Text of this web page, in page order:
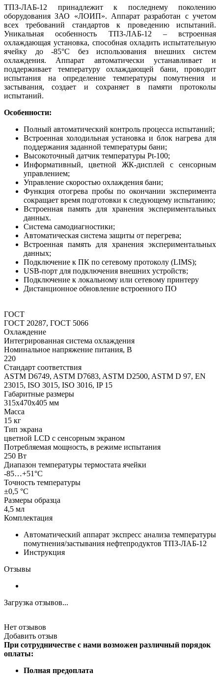
ТПЗ-ЛАБ-12 принадлежит к последнему поколению
оборудования ЗАО «ЛОИП». Аппарат разработан с учетом
всех требований стандартов к проведению испытаний.
Уникальная особенность ТПЗ-ЛАБ-12 – встроенная
охлаждающая установка, способная охладить испытательную
ячейку до -85°С без использования внешних систем
охлаждения. Аппарат автоматически устанавливает и
поддерживает температуру охлаждающей бани, проводит
испытания на определение температуры помутнения и
застывания, создает и сохраняет в памяти протоколы
испытаний.
Особенности:
Полный автоматический контроль процесса испытаний;
Встроенная холодильная установка и блок нагрева для
поддержания заданной температуры бани;
Высокоточный датчик температуры Pt-100;
Информативный, цветной ЖК-дисплей с сенсорным
управлением;
Управление скоростью охлаждения бани;
Функция отогрева пробы по окончании эксперимента
сокращает время подготовки к следующему испытанию;
Встроенная память для хранения экспериментальных
данных.
Система самодиагностики;
Автоматическая система защиты от перегрева;
Встроенная память для хранения экспериментальных
данных;
Подключение к ПК по сетевому протоколу (LIMS);
USB-порт для подключения внешних устройств;
Подключение к локальному или сетевому принтеру
Дистанционное обновление встроенного ПО
ГОСТ
ГОСТ 20287, ГОСТ 5066
Охлаждение
Интегрированная система охлаждения
Номинальное напряжение питания, В
220
Стандарт соответствия
ASTM D6749, ASTM D7683, ASTM D2500, ASTM D 97, EN
23015, ISO 3015, ISO 3016, IP 15
Габаритные размеры
315х470х405 мм
Масса
15 кг
Тип экрана
цветной LCD с сенсорным экраном
Потребляемая мощность, в режиме испытания
250 Вт
Диапазон температуры термостата ячейки
-85…+51°С
Точность температуры
±0,5 °С
Размеры образца
4,5 мл
Комплектация
Автоматический аппарат экспресс анализа температуры
помутнения/застывания нефтепродуктов ТПЗ-ЛАБ-12
Инструкция
Отзывы
Загрузка отзывов...
Нет отзывов
Добавить отзыв
При сотрудничестве с нами возможен различный порядок
оплаты:
Полная предоплата